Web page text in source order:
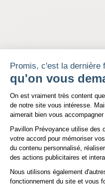
Promis, c'est la dernière
qu'on vous
Plateforme de
On est vraiment très content
de notre site vous intéresse.
aimerait bien vous
Pavillon Prévoyance utilise des
votre accord pour mémoriser
du contenu personnalisé,
des actions publicitaires et
Nous utilisons également
fonctionnement du site et vous
,
vous soyez particulier,
Des offres de mutuelle
Bastide
Parce que chaque situation
Bordeaux Bastide vous
santé, de prévoyance et de
couvrant à la fois les
NOUS
Écrivez-nous
Appelez-moi